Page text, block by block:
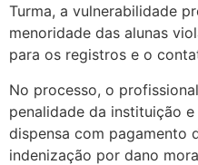
Turma, a vulnerabilidade
menoridade das alunas
para os registros e o
No processo, o
penalidade da instituição
dispensa com pagamento
indenização por dano